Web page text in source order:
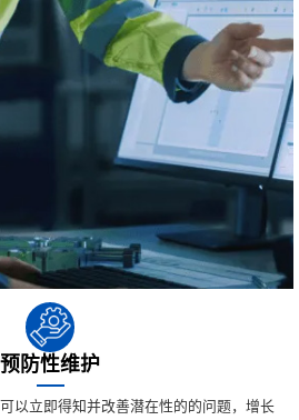
预防性维护
以立即得知并改善潜在性的的问题，增长